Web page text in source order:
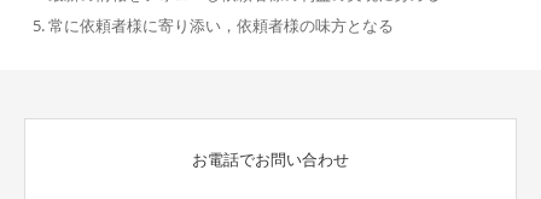
常に依頼者様に寄り添い，依頼者様の味方となる
お電話でお問い合わせ